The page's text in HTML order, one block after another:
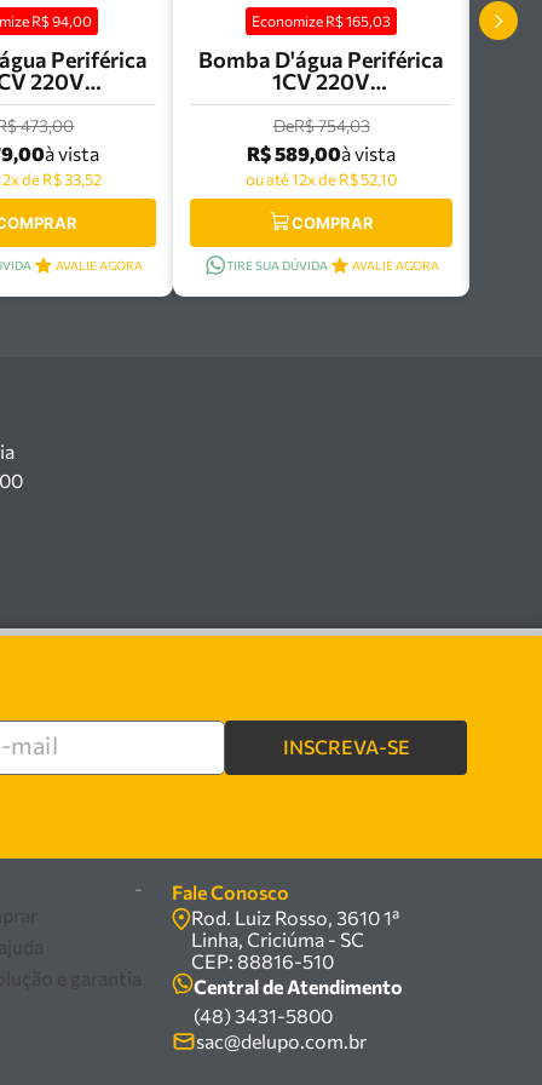
R$94,00
Periférica
220V
Stanley
473,00
à vista
de R$ 33,52
AVALIE AGORA
Economize R$165,03
Bomba D'água Periférica
1CV 220V
STXWPSFQB82B Stanley
- 50000403159
DeR$ 754,03
R$ 589,00à vista
ou até 12x de R$ 52,10
COMPRAR
TIRE SUA DÚVIDA AVALIE AGORA
INSCREVA-SE
-
Fale Conosco
Rod. Luiz Rosso, 3610 1ª
Linha, Criciúma - SC
CEP: 88816-510
Central de Atendimento
(48) 3431-5800
sac@delupo.com.br